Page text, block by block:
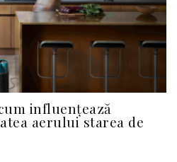
influențează
aerului starea de